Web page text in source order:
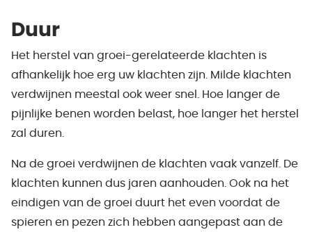
Duur
Het herstel van groei-gerelateerde klachten is
afhankelijk hoe erg uw klachten zijn. Milde klachten
verdwijnen meestal ook weer snel. Hoe langer de
pijnlijke benen worden belast, hoe langer het herstel
zal duren.
Na de groei verdwijnen de klachten vaak vanzelf. De
klachten kunnen dus jaren aanhouden. Ook na het
eindigen van de groei duurt het even voordat de
spieren en pezen zich hebben aangepast aan de